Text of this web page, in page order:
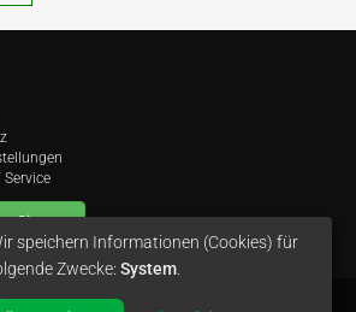
Sie uns
speichern Informationen (Cookies) für
Zwecke: System